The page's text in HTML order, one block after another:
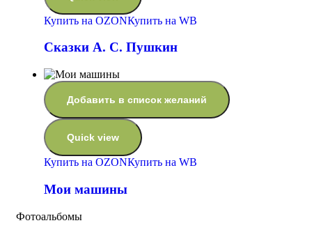
Купить на OZONКупить на WB
Сказки А. С. Пушкин
Добавить в список желаний
Quick view
Купить на OZONКупить на WB
Мои машины
Фотоальбомы